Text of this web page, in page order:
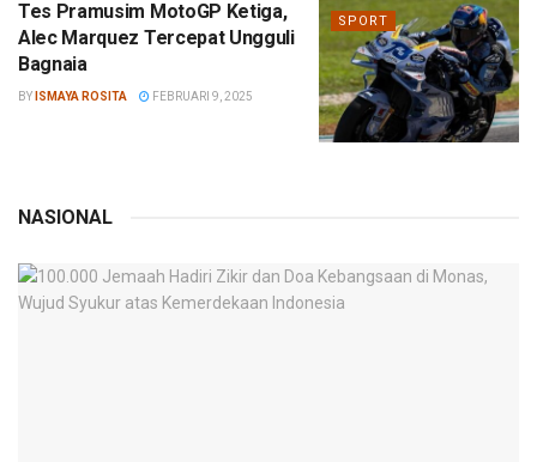
SPORT
Tes Pramusim MotoGP Ketiga,
Alec Marquez Tercepat Ungguli
Bagnaia
BY ISMAYA ROSITA FEBRUARI 9, 2025
NASIONAL